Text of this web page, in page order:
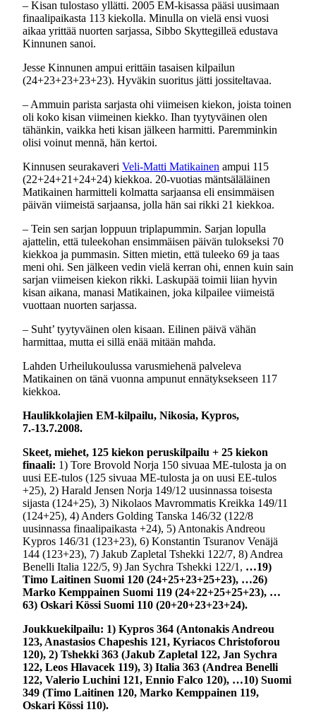
– Kisan tulostaso yllätti. 2005 EM-kisassa pääsi uusimaan
finaalipaikasta 113 kiekolla. Minulla on vielä ensi vuosi
aikaa yrittää nuorten sarjassa, Sibbo Skyttegilleä edustava
Kinnunen sanoi.
Jesse Kinnunen ampui erittäin tasaisen kilpailun
(24+23+23+23+23). Hyväkin suoritus jätti jossiteltavaa.
– Ammuin parista sarjasta ohi viimeisen kiekon, joista toinen
oli koko kisan viimeinen kiekko. Ihan tyytyväinen olen
tähänkin, vaikka heti kisan jälkeen harmitti. Paremminkin
olisi voinut mennä, hän kertoi.
Kinnusen seurakaveri Veli-Matti Matikainen ampui 115
(22+24+21+24+24) kiekkoa. 20-vuotias mäntsäläläinen
Matikainen harmitteli kolmatta sarjaansa eli ensimmäisen
päivän viimeistä sarjaansa, jolla hän sai rikki 21 kiekkoa.
– Tein sen sarjan loppuun triplapummin. Sarjan lopulla
ajattelin, että tuleekohan ensimmäisen päivän tulokseksi 70
kiekkoa ja pummasin. Sitten mietin, että tuleeko 69 ja taas
meni ohi. Sen jälkeen vedin vielä kerran ohi, ennen kuin sain
sarjan viimeisen kiekon rikki. Laskupää toimii liian hyvin
kisan aikana, manasi Matikainen, joka kilpailee viimeistä
vuottaan nuorten sarjassa.
– Suht’ tyytyväinen olen kisaan. Eilinen päivä vähän
harmittaa, mutta ei sillä enää mitään mahda.
Lahden Urheilukoulussa varusmiehenä palveleva
Matikainen on tänä vuonna ampunut ennätyksekseen 117
kiekkoa.
Haulikkolajien EM-kilpailu, Nikosia, Kypros,
7.-13.7.2008.
Skeet, miehet, 125 kiekon peruskilpailu + 25 kiekon
finaali: 1) Tore Brovold Norja 150 sivuaa ME-tulosta ja on
uusi EE-tulos (125 sivuaa ME-tulosta ja on uusi EE-tulos
+25), 2) Harald Jensen Norja 149/12 uusinnassa toisesta
sijasta (124+25), 3) Nikolaos Mavrommatis Kreikka 149/11
(124+25), 4) Anders Golding Tanska 146/32 (122/8
uusinnassa finaalipaikasta +24), 5) Antonakis Andreou
Kypros 146/31 (123+23), 6) Konstantin Tsuranov Venäjä
144 (123+23), 7) Jakub Zapletal Tshekki 122/7, 8) Andrea
Benelli Italia 122/5, 9) Jan Sychra Tshekki 122/1, …19)
Timo Laitinen Suomi 120 (24+25+23+25+23), …26)
Marko Kemppainen Suomi 119 (24+22+25+25+23), …
63) Oskari Kössi Suomi 110 (20+20+23+23+24).
Joukkuekilpailu: 1) Kypros 364 (Antonakis Andreou
123, Anastasios Chapeshis 121, Kyriacos Christoforou
120), 2) Tshekki 363 (Jakub Zapletal 122, Jan Sychra
122, Leos Hlavacek 119), 3) Italia 363 (Andrea Benelli
122, Valerio Luchini 121, Ennio Falco 120), …10) Suomi
349 (Timo Laitinen 120, Marko Kemppainen 119,
Oskari Kössi 110).